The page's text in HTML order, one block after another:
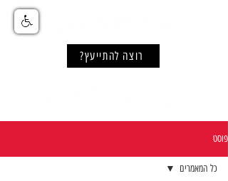
רוצה להתייעץ?
פוסט
כל המאמרים